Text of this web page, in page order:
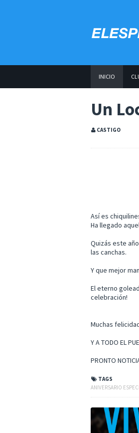
INICIO
Un
CASTIGO
Así es
Ha llegado
Quizás este
las canchas.
Y que mejor
El eterno
celebración!
Muchas
Y A TODO EL
PRONTO
TAGS
ANIVERSARIO